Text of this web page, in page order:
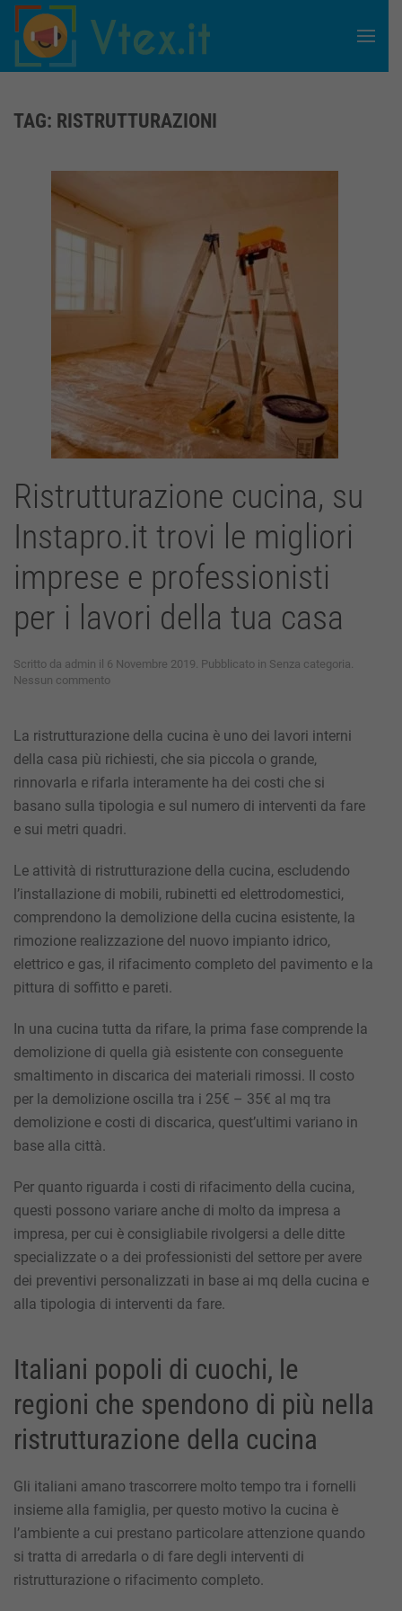
Skip to main content
TAG: RISTRUTTURAZIONI
Ristrutturazione cucina, su
Instapro.it trovi le migliori
imprese e professionisti
per i lavori della tua casa
Scritto da admin il 6 Novembre 2019. Pubblicato in Senza categoria.
Nessun commentosu
Instapro.it
trovi
le
imprese
e
i
lavori
tua
casa
La ristrutturazione della cucina è uno dei lavori interni
della casa più richiesti, che sia piccola o grande,
rinnovarla e rifarla interamente ha dei costi che si
basano sulla tipologia e sul numero di interventi da fare
e sui metri quadri.
Le attività di ristrutturazione della cucina, escludendo
l’installazione di mobili, rubinetti ed elettrodomestici,
comprendono la demolizione della cucina esistente, la
rimozione realizzazione del nuovo impianto idrico,
elettrico e gas, il rifacimento completo del pavimento e la
pittura di soffitto e pareti.
In una cucina tutta da rifare, la prima fase comprende la
demolizione di quella già esistente con conseguente
smaltimento in discarica dei materiali rimossi. Il costo
per la demolizione oscilla tra i 25€ – 35€ al mq tra
demolizione e costi di discarica, quest’ultimi variano in
base alla città.
Per quanto riguarda i costi di rifacimento della cucina,
questi possono variare anche di molto da impresa a
impresa, per cui è consigliabile rivolgersi a delle ditte
specializzate o a dei professionisti del settore per avere
dei preventivi personalizzati in base ai mq della cucina e
alla tipologia di interventi da fare.
Italiani popoli di cuochi, le
regioni che spendono di più nella
ristrutturazione della cucina
Gli italiani amano trascorrere molto tempo tra i fornelli
insieme alla famiglia, per questo motivo la cucina è
l’ambiente a cui prestano particolare attenzione quando
si tratta di arredarla o di fare degli interventi di
ristrutturazione o rifacimento completo.